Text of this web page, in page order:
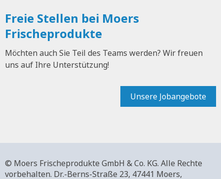
Freie Stellen bei Moers
Frischeprodukte
Möchten auch Sie Teil des Teams werden? Wir freuen
uns auf Ihre Unterstützung!
Unsere Jobangebote
© Moers Frischeprodukte GmbH & Co. KG. Alle Rechte
vorbehalten. Dr.-Berns-Straße 23, 47441 Moers,